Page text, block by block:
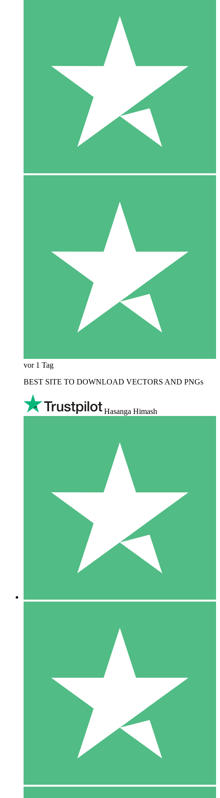
vor 1 Tag
BEST SITE TO DOWNLOAD VECTORS AND PNGs
Hasanga Himash